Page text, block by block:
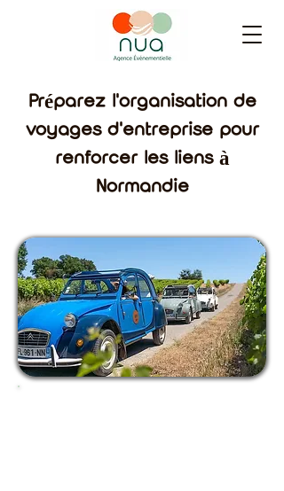
Préparez l'organisation de
voyages d'entreprise pour
renforcer les liens à
Normandie